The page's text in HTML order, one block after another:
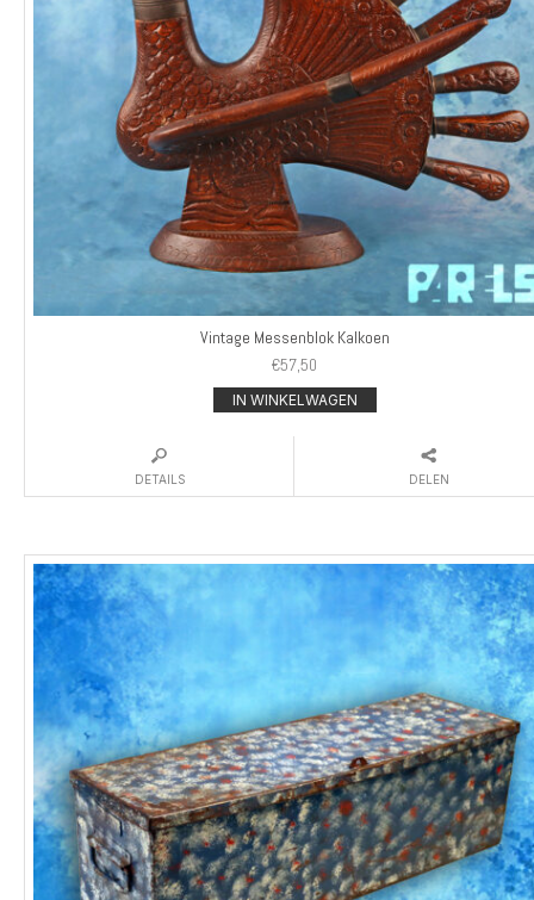
Vintage Messenblok Kalkoen
€57,50
IN WINKELWAGEN
DETAILS DELEN